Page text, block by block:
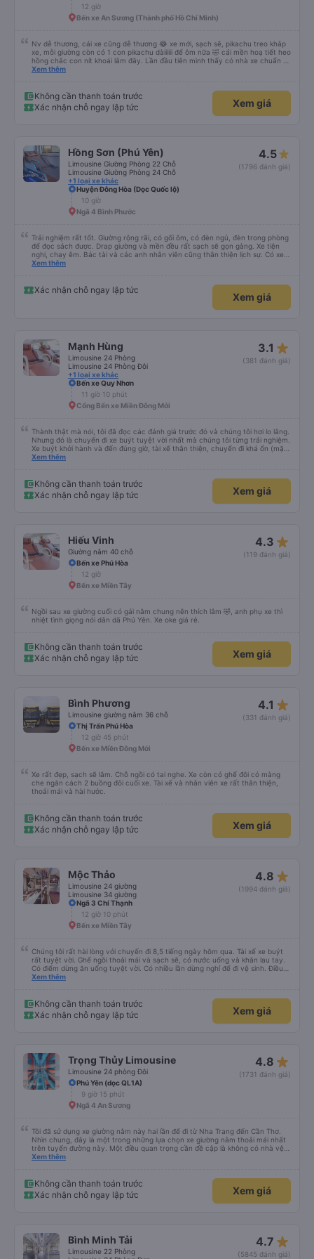
12 giờ
Bến xe An Sương (Thành phố Hồ Chí Minh)
Nv dễ thương, cái xe cũng dễ thương 😂 xe mới, sạch sẽ, pikachu treo khắp
xe, mỗi giường còn có 1 con pikachu dàiiiiii để ôm nữa 🤣 cái mền hoạ tiết heo
hồng chắc con nít khoái lắm đây. Lần đầu tiên mình thấy có nhà xe chuẩn bị
cả bàn chải đánh răng. Có 2 ông bà cụ lên xe còn được nv dẫn tới tận nơi để
Xem thêm
Không cần thanh toán trước
Xác nhận chỗ ngay lập tức
Xem giá
Hồng Sơn (Phú Yên)
Limousine Giường Phòng 22 Chỗ
Limousine Giường Phòng 24 Chỗ
+1 loại xe khác
4.5
(1796 đánh giá)
Huyện Đông Hòa (Dọc Quốc lộ)
10 giờ
Ngã 4 Bình Phước
Trải nghiệm rất tốt. Giường rộng rãi, có gối ôm, có đèn ngủ, đèn trong phòng
để đọc sách được. Drap giường và mền đều rất sạch sẽ gọn gàng. Xe tiện
nghi, chạy êm. Bác tài và các anh nhân viên cũng thân thiện lịch sự. Có xe
trung chuyển về nội thành thành phố tuy hoà rất tiện. Giá vé hợp lý. Nói
Xem thêm
Xác nhận chỗ ngay lập tức
Xem giá
Mạnh Hùng
Limousine 24 Phòng
Limousine 24 Phòng Đôi
+1 loại xe khác
3.1 star_rate
(381 đánh giá)
Bến xe Quy Nhơn
11 giờ 10 phút
Cổng Bến xe Miền Đông Mới
Thành thật mà nói, tôi đã đọc các đánh giá trước đó và chúng tôi hơi lo lắng.
Nhưng đó là chuyến đi xe buýt tuyệt vời nhất mà chúng tôi từng trải nghiệm.
Xe buýt khởi hành và đến đúng giờ, tài xế thân thiện, chuyến đi khá ổn (mặc
dù vẫn hơi xóc, nhưng đó là đặc trưng của Việt Nam ^^), và chỗ ngồi thoải
Xem thêm
Không cần thanh toán trước
Xác nhận chỗ ngay lập tức
Xem giá
Hiếu Vinh
Giường nằm 40 chỗ
4.3 star_rate
(119 đánh giá)
Bến xe Phú Hòa
12 giờ
Bến xe Miền Tây
Ngồi sau xe giường cuối có gái nằm chung nên thích lắm 🤣, anh phụ xe thì
nhiệt tình giọng nói dân dã Phú Yên. Xe oke giá rẻ.
Không cần thanh toán trước
Xác nhận chỗ ngay lập tức
Xem giá
Bình Phương
Limousine giường nằm 36 chỗ
4.1 star_rate
(331 đánh giá)
Thị Trấn Phú Hòa
12 giờ 45 phút
Bến xe Miền Đông Mới
Xe rất đẹp, sạch sẽ lắm. Chỗ ngồi có tai nghe. Xe còn có ghế đôi có màng
che ngăn cách 2 buồng đôi cuối xe. Tài xế và nhân viên xe rất thân thiện,
thoải mái và hài hước.
Không cần thanh toán trước
Xác nhận chỗ ngay lập tức
Xem giá
Mộc Thảo
Limousine 24 giường
Limousine 34 giường
4.8 star_rate
(1994 đánh giá)
Ngã 3 Chí Thạnh
12 giờ 10 phút
Bến xe Miền Tây
Chúng tôi rất hài lòng với chuyến đi 8,5 tiếng ngày hôm qua. Tài xế xe buýt
rất tuyệt vời. Ghế ngồi thoải mái và sạch sẽ, có nước uống và khăn lau tay.
Có điểm dừng ăn uống tuyệt vời. Có nhiều lần dừng nghỉ để đi vệ sinh. Điều
duy nhất tôi muốn đề xuất để cải thiện là cho phép thanh toán bằng thẻ
Xem thêm
Không cần thanh toán trước
Xác nhận chỗ ngay lập tức
Xem giá
Trọng Thủy Limousine
Limousine 24 phòng Đôi
4.8 star_rate
(1731 đánh giá)
Phú Yên (dọc QL1A)
9 giờ 15 phút
Ngã 4 An Sương
Tôi đã sử dụng xe giường nằm này hai lần để đi từ Nha Trang đến Cần Thơ.
Nhìn chung, đây là một trong những lựa chọn xe giường nằm thoải mái nhất
trên tuyến đường này. Một điều quan trọng cần đề cập là không có nhà vệ
sinh trên xe, điều này có thể gây khó chịu trên một hành trình dài xuyên
chậm khoảng một tiếng, nhưng công ty đã thông báo trước cho tôi, nên tôi
không gặp vấn đề gì. Xe khá thoải mái, có chăn và hai gối, và các tài xế lịch
sự và thân thiện. Có các điểm dừng nghỉ vào khoảng 4:00 sáng và 9:00
cho đến khoảng 8:00 sáng, điều này khá khó chịu. Có vẻ như lịch trình phụ
thuộc vào tài xế, và tôi thực sự hy vọng các điểm dừng sẽ được bố trí đều
đặn hơn trong tương lai. Nhìn chung, tôi hài lòng và sẽ tiếp tục sử dụng dịch
Xem thêm
Không cần thanh toán trước
Xác nhận chỗ ngay lập tức
Xem giá
Bình Minh Tải
Limousine 22 Phòng
4.7 star_rate
(5845 đánh giá)